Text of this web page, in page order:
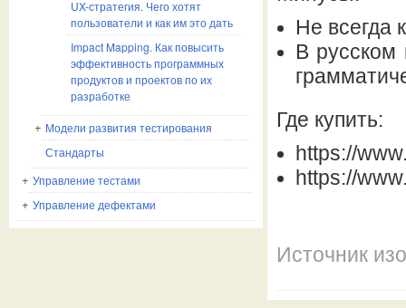
UX-стратегия. Чего хотят
пользователи и как им это дать
Impact Mapping. Как повысить
эффективность программных
продуктов и проектов по их
разработке
Модели развития тестирования
Стандарты
Управление тестами
Управление дефектами
Не всегда
В русском
Где купить:
https://
https://
Источник